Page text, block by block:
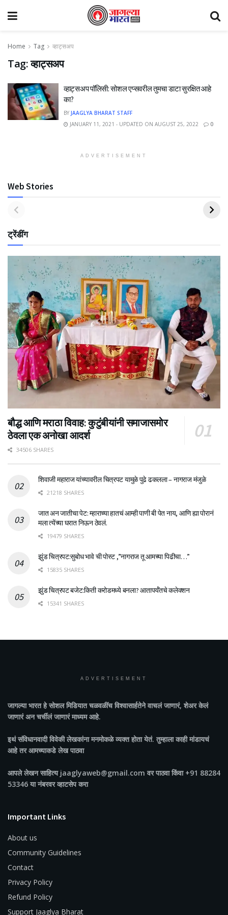
Home Tag व्हाट्सअप
Tag:व्हाट्सअप
व्हाट्सअप पॉलिसी: सोशल एप्सवरील तुमचा डाटा सुरक्षित आहे
का?
BY JAAGLYA BHARAT STAFF
JANUARY 11, 2021 - UPDATED ON AUGUST 25, 2022
0
ADVERTISEMENT
Web Stories
ट्रेंडींग
बौद्ध आणि मराठा विवाह: कुटुंबीयांनी समाजासमोर
ठेवला एक अनोखा आदर्श
34506 SHARES
शिवाजी महाराज यांच्यावरील चित्रपट यामुळे पुढे ढकलला – नागराज मंजुळे
21218 SHARES
जात अन जातीचा पेट: म्हाराच्या हातचं आम्ही पाणी बी पेत नाय, आणि ह्या पोरानं
मला त्येंच्या घरात निऊन ठेवलं.
19479 SHARES
झुंड चित्रपट:सुबोध भावे ची पोस्ट ,”नागराज तू आमच्या पिढीचा…”
15835 SHARES
झुंड चित्रपट बजेट:किती करोडमध्ये बनला? आतापर्यँतचे कलेक्शन
15341 SHARES
ADVERTISEMENT
जागल्या भारतहे सोशल मिडियात चळवळींच विश्वासार्हतेने वाचलं जाणारं, शेअर केलं
जाणारं अन चर्चीलं जाणारं माध्यम आहे.
इथं संविधानवादी विवेकी लेखकांना मनमोकळे व्यक्त होता येतं. तुम्हाला काही मांडायचं
आहे तर आमच्याकडे लेख पाठवा
आपले लेखन साहित्य jaaglyaweb@gmail.com वर पाठवा किंवा +91 88284
53346 या नंबरवर व्हाटसेप करा
Important Links
About us
Community Guidelines
Contact
Privacy Policy
Refund Policy
Support Jaaglya Bharat